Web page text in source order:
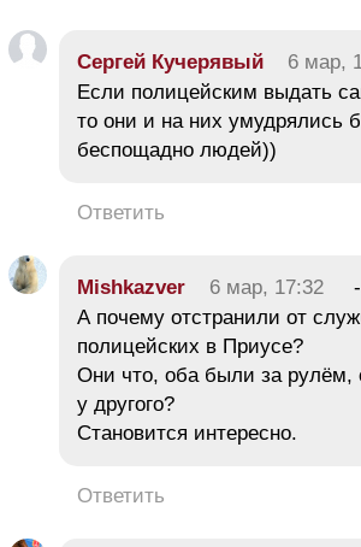
Сергей Кучерявый 6 мар,
Если полицейским выдать
то они и на них умудрялись
беспощадно людей))
Ответить
Mishkazver 6 мар, 17:32
А почему отстранили от
полицейских в Приусе?
Они что, оба были за рулём,
у другого?
Становится интересно.
Ответить